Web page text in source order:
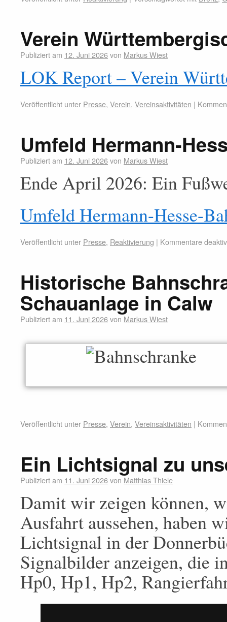
Verein
Publiziert am 12. Juni 2026von Markus Wiest
LOK Report – Verein
Veröffentlicht unter Presse, Verein, Vereinsaktivitäten |
Umfeld Hermann-
Publiziert am 12. Juni 2026von Markus Wiest
Ende April 2026: Ein
Umfeld Hermann-Hesse-
Veröffentlicht unter Presse, Reaktivierung | Kommentare
Historische
Schauanlage in Calw
Publiziert am 11. Juni 2026von Markus Wiest
Veröffentlicht unter Presse, Verein, Vereinsaktivitäten |
Ein Lichtsignal zu
Publiziert am 11. Juni 2026von Matthias Thiele
Damit wir zeigen können,
Ausfahrt aussehen, haben
Lichtsignal in der
Signalbilder anzeigen, die
Hp0, Hp1, Hp2,